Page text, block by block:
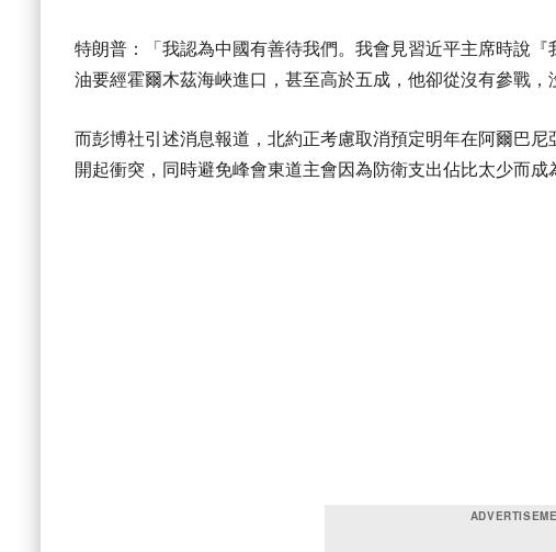
特朗普：「我認為中國有善待我們。我會見習近平主席時說
油要經霍爾木茲海峽進口，甚至高於五成，他卻從沒有參戰，
而彭博社引述消息報道，北約正考慮取消預定明年在阿爾巴
開起衝突，同時避免峰會東道主會因為防衛支出佔比太少而成